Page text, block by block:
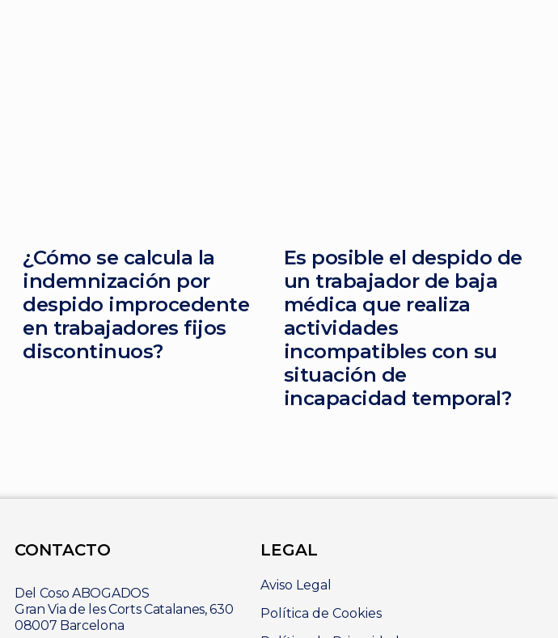
¿Cómo se calcula la
indemnización por
despido improcedente
en trabajadores fijos
discontinuos?
Es posible el despido de
un trabajador de baja
médica que realiza
actividades
incompatibles con su
situación de
incapacidad temporal?
CONTACTO
Del Coso ABOGADOS
Gran Via de les Corts Catalanes, 630
08007 Barcelona
LEGAL
Aviso Legal
Política de Cookies